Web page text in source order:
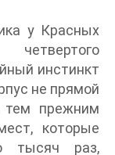
у Красных
инстинкт
не прямой
тем прежним
которые
тысяч раз,